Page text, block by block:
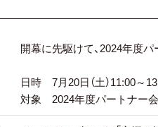
開幕に先駆けて、2024年度
日時 7月20日（土）11:00～
対象 2024年度パートナー会